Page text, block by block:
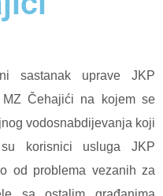
sastanak uprave JKP
MZ Čehajići na kojem se
vodosnabdijevanja koji
korisnici usluga JKP
od problema vezanih za